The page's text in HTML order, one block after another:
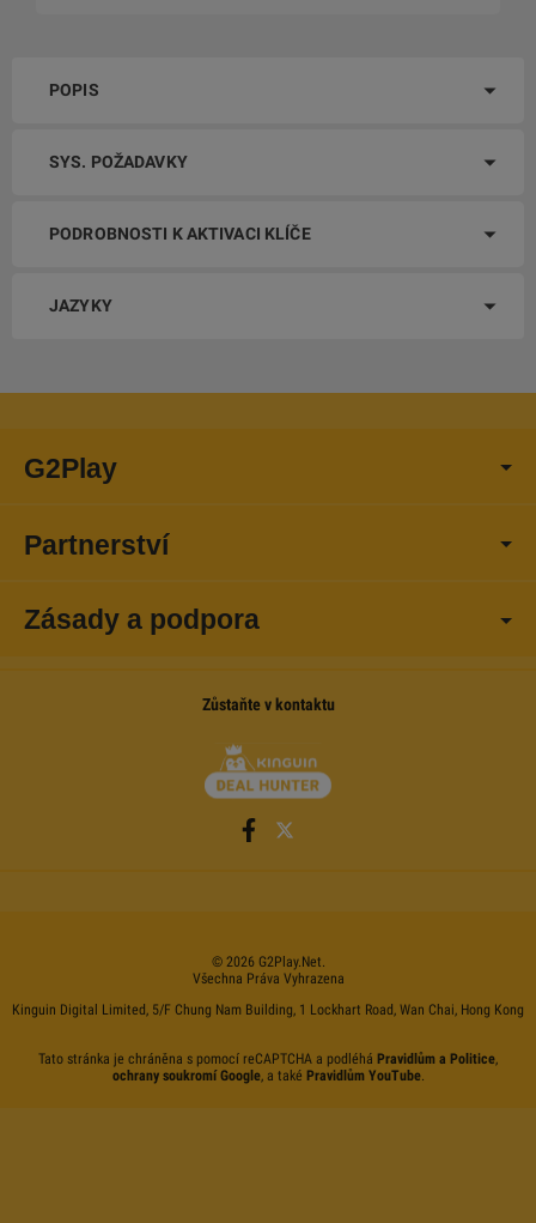
POPIS
SYS. POŽADAVKY
PODROBNOSTI K AKTIVACI KLÍČE
JAZYKY
G2Play
Partnerství
Zásady a podpora
Zůstaňte v kontaktu
© 2026 G2Play.net.
Všechna Práva Vyhrazena
Kinguin Digital Limited, 5/F Chung Nam Building, 1 Lockhart Road, Wan Chai, Hong Kong
Tato stránka je chráněna s pomocí reCAPTCHA a podléhá Pravidlům a Politice,
ochrany soukromí Google, a také Pravidlům YouTube.